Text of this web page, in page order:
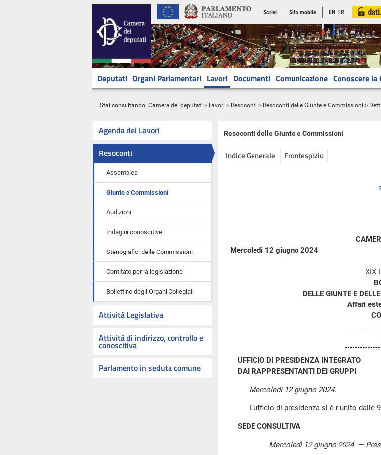
Scrivi Sito mobile EN FR
Deputati Organi Parlamentari Lavori Documenti Comunicazione Conoscere la
Stai consultando: Camera dei deputati > Lavori > Resoconti > Resoconti delle Giunte e Commissioni >
Agenda dei Lavori
Resoconti
Assemblea
Giunte e Commissioni
Audizioni
Indagini conoscitive
Stenografici delle Commissioni
Comitato per la legislazione
Bollettino degli Organi Collegiali
Attività Legislativa
Attività di indirizzo, controllo e
conoscitiva
Parlamento in seduta comune
Resoconti delle Giunte e Commissioni
Indice Generale Frontespizio
Mercoledì 12 giugno 2024
XIX
DELLE GIUNTE E
Affari
UFFICIO DI PRESIDENZA INTEGRATO
DAI RAPPRESENTANTI DEI GRUPPI
Mercoledì 12 giugno 2024.
L'ufficio di presidenza si è riunito dalle
SEDE CONSULTIVA
Mercoledì 12 giugno 2024. —